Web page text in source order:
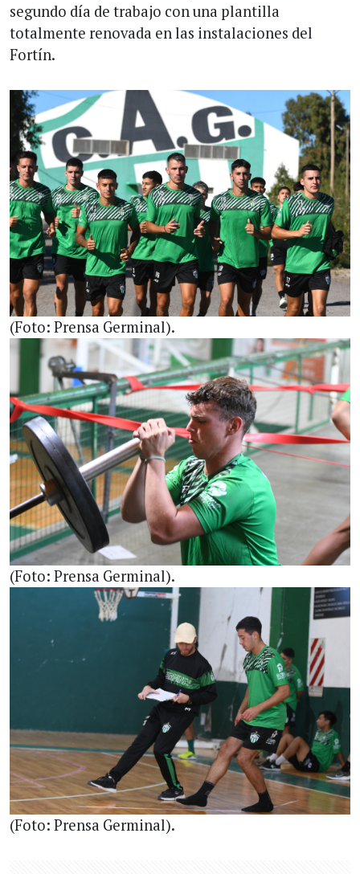
segundo día de trabajo con una plantilla
totalmente renovada en las instalaciones del
Fortín.
(Foto: Prensa Germinal).
(Foto: Prensa Germinal).
(Foto: Prensa Germinal).